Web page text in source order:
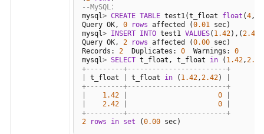
--MySQL：
mysql> CREATE TABLE test1(t_float float (4,
Query OK, 0 rows affected (0.01 sec)
mysql> INSERT INTO test1 VALUES( 1.42),(2.42
Query OK, 2 rows affected (0.00 sec)
Records: 2
  Duplicates:
0
  Warnings:
0
mysql> SELECT t_float, t_float in ( 1.42,2.42
+---------+------------------------+
t_float t_float in ( 1.42,2.42)
+---------+------------------------+
1.42 0
2.42 0
+---------+------------------------+
2
rows in set (0.00 sec)